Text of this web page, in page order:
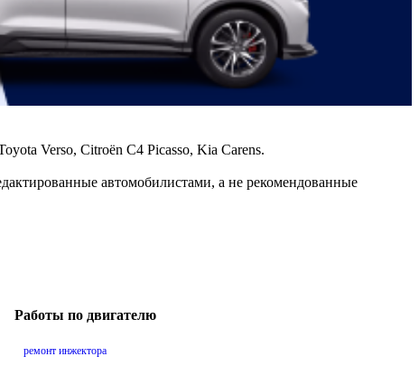
Verso, Citroën C4 Picasso, Kia Carens.
автомобилистами, а не рекомендованные
Работы по двигателю
ремонт инжектора